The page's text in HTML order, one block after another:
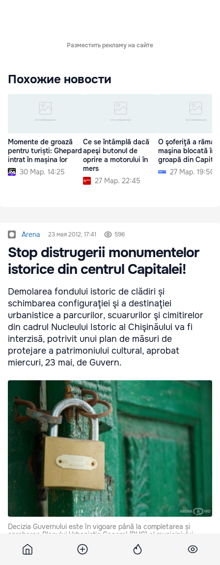
Разместить рекламу на сайте
Похожие новости
Momente de groază
pentru turiști: Ghepard
intrat în mașina lor
30 Мар. 14:25
Ce se întâmplă dacă
apeşi butonul de
oprire a motorului în
mers
27 Мар. 22:45
O şoferiţă a rămas
maşina blocată
groapă din
27 Мар. 19:50
Arena 23 мая 2012, 17:41 596
Stop distrugerii monumentelor
istorice din centrul Capitalei!
Demolarea fondului istoric de clădiri și
schimbarea configuraţiei şi a destinaţiei
urbanistice a parcurilor, scuarurilor şi cimitirelor
din cadrul Nucleului Istoric al Chişinăului va fi
interzisă, potrivit unui plan de măsuri de
protejare a patrimoniului cultural, aprobat
miercuri, 23 mai, de Guvern.
Decizia Guvernului este în vigoare până la completarea și
aprobarea Planului Urbanistic General (PUG) al municipiului
Chișinău.